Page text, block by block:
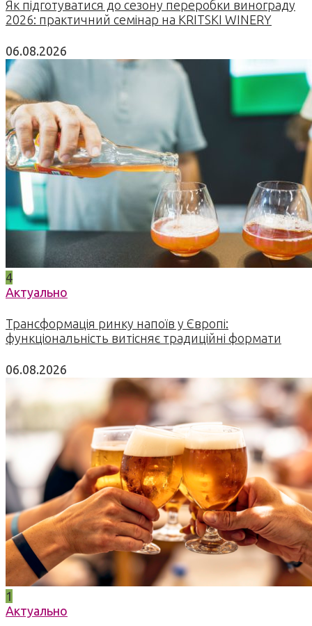
Як підготуватися до сезону переробки винограду
2026: практичний семінар на KRITSKI WINERY
06.08.2026
4
Актуально
Трансформація ринку напоїв у Європі:
функціональність витісняє традиційні формати
06.08.2026
1
Актуально